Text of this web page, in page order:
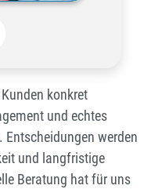
konkret
und echtes
Entscheidungen werden
und langfristige
Beratung hat für uns